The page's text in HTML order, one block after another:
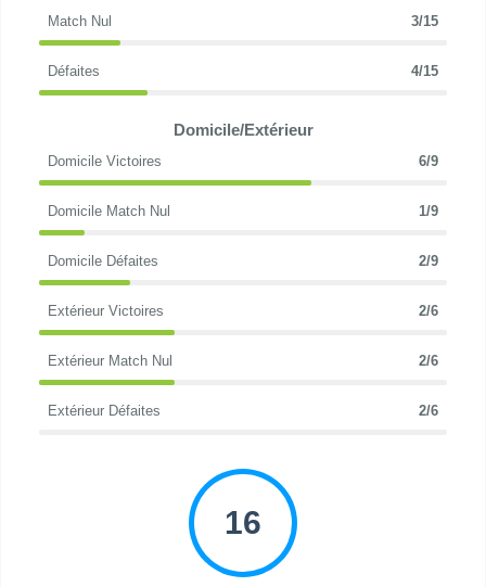
Match Nul 3/15
Défaites 4/15
Domicile/Extérieur
Domicile Victoires 6/9
Domicile Match Nul 1/9
Domicile Défaites 2/9
Extérieur Victoires 2/6
Extérieur Match Nul 2/6
Extérieur Défaites 2/6
16